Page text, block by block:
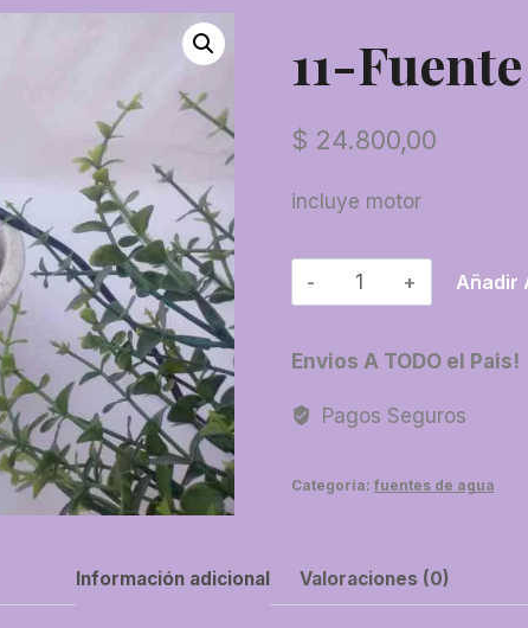
11-
$ 24.800,00
incluye motor
11-
Fuente
chica
Añadir
Envios A TODO el Pais!
Pagos Seguros
Categoría: fuentes de agua
Información adicional Valoraciones (0)